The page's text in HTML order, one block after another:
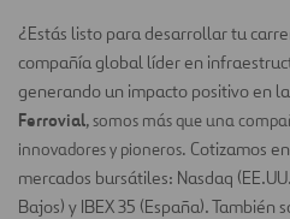
¿Estás listo para desarrollar tu
compañía global líder en
generando un impacto positivo en
Ferrovial, somos más que una
innovadores y pioneros. Cotizamos
mercados bursátiles: Nasdaq
Bajos) y IBEX 35 (España). También